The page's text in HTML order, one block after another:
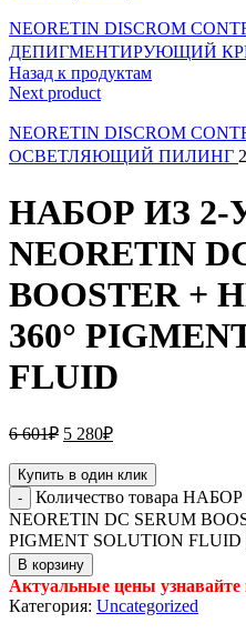
NEORETIN DISCROM
ДЕПИГМЕНТИРУЮЩИЙ
Назад к продуктам
Next product
NEORETIN DISCROM
OСВЕТЛЯЮЩИЙ ПИЛИНГ
НАБОР ИЗ
NEORETIN
BOOSTER +
360°
FLUID
6 601₽ 5 280₽
Купить в один клик
Количество товара
NEORETIN DC SERUM
PIGMENT SOLUTION FLUID
В корзину
Актуальные цены узнавайте
Категория: Uncategorized